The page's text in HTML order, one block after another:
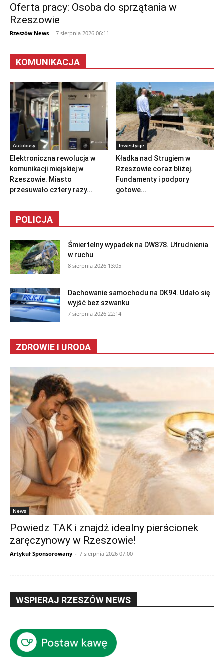
Oferta pracy: Osoba do sprzątania w
Rzeszowie
Rzeszów News - 7 sierpnia 2026 06:11
KOMUNIKACJA
Autobusy
Elektroniczna rewolucja w
komunikacji miejskiej w
Rzeszowie. Miasto
przesuwało cztery razy...
Inwestycje
Kładka nad Strugiem w
Rzeszowie coraz bliżej.
Fundamenty i podpory
gotowe...
POLICJA
Śmiertelny wypadek na DW878. Utrudnienia
w ruchu
8 sierpnia 2026 13:05
Dachowanie samochodu na DK94. Udało się
wyjść bez szwanku
7 sierpnia 2026 22:14
ZDROWIE I URODA
News
Powiedz TAK i znajdź idealny pierścionek
zaręczynowy w Rzeszowie!
Artykuł Sponsorowany - 7 sierpnia 2026 07:00
WSPIERAJ RZESZÓW NEWS